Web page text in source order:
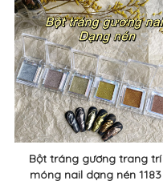
Bột tráng gương trang trí
móng nail dạng nén 1183